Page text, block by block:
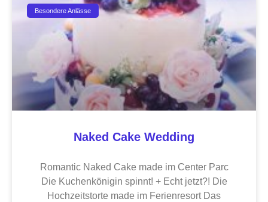
Besondere Anlässe
Naked Cake Wedding
Romantic Naked Cake made im Center Parc
Die Kuchenkönigin spinnt! + Echt jetzt?! Die
Hochzeitstorte made im Ferienresort Das